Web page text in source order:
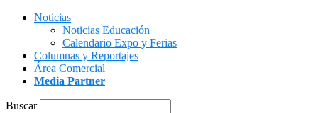
Noticias
Noticias Educación
Calendario Expo y Ferias
Columnas y Reportajes
Área Comercial
Media Partner
Buscar